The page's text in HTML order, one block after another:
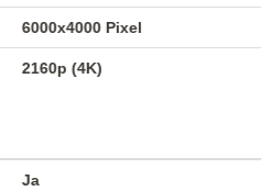
6000x4000 Pixel
2160p (4K)
Ja